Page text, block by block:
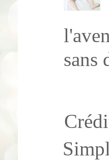
sans